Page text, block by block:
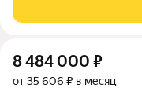
8 484 000 ₽
от 35 606 ₽ в месяц